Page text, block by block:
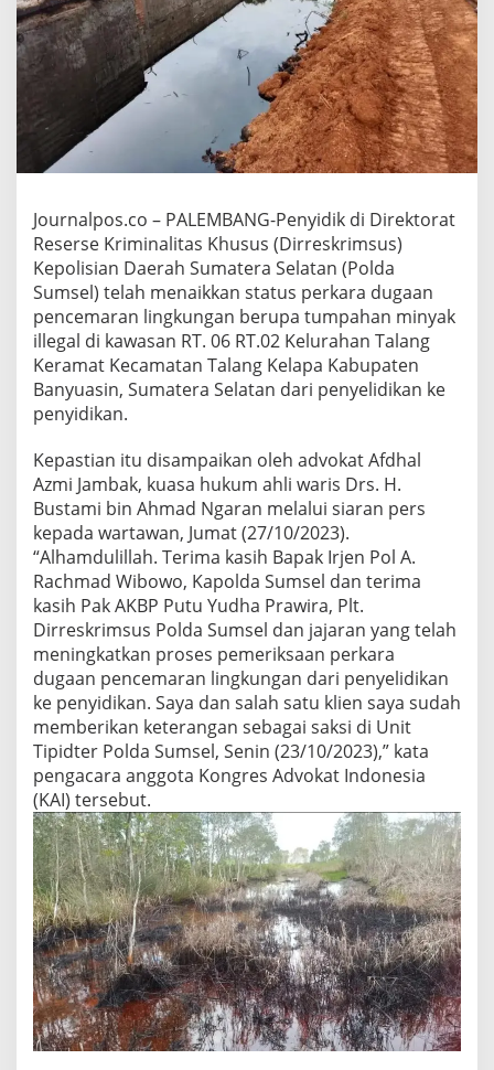
l
T
i
k
e
P
e
y
i
d
i
P
e
n
c
e
m
a
r
a
A
k
b
a
t
L
m
b
a
h
M
i
n
y
a
k
d
i
Journalpos.co – PALEMBANG-Penyidik di Direktorat
Reserse Kriminalitas Khusus (Dirreskrimsus)
Kepolisian Daerah Sumatera Selatan (Polda
Sumsel) telah menaikkan status perkara dugaan
pencemaran lingkungan berupa tumpahan minyak
illegal di kawasan RT. 06 RT.02 Kelurahan Talang
Keramat Kecamatan Talang Kelapa Kabupaten
Banyuasin, Sumatera Selatan dari penyelidikan ke
penyidikan.
Kepastian itu disampaikan oleh advokat Afdhal
Azmi Jambak, kuasa hukum ahli waris Drs. H.
Bustami bin Ahmad Ngaran melalui siaran pers
kepada wartawan, Jumat (27/10/2023).
“Alhamdulillah. Terima kasih Bapak Irjen Pol A.
Rachmad Wibowo, Kapolda Sumsel dan terima
kasih Pak AKBP Putu Yudha Prawira, Plt.
Dirreskrimsus Polda Sumsel dan jajaran yang telah
meningkatkan proses pemeriksaan perkara
dugaan pencemaran lingkungan dari penyelidikan
ke penyidikan. Saya dan salah satu klien saya sudah
memberikan keterangan sebagai saksi di Unit
Tipidter Polda Sumsel, Senin (23/10/2023),” kata
pengacara anggota Kongres Advokat Indonesia
(KAI) tersebut.